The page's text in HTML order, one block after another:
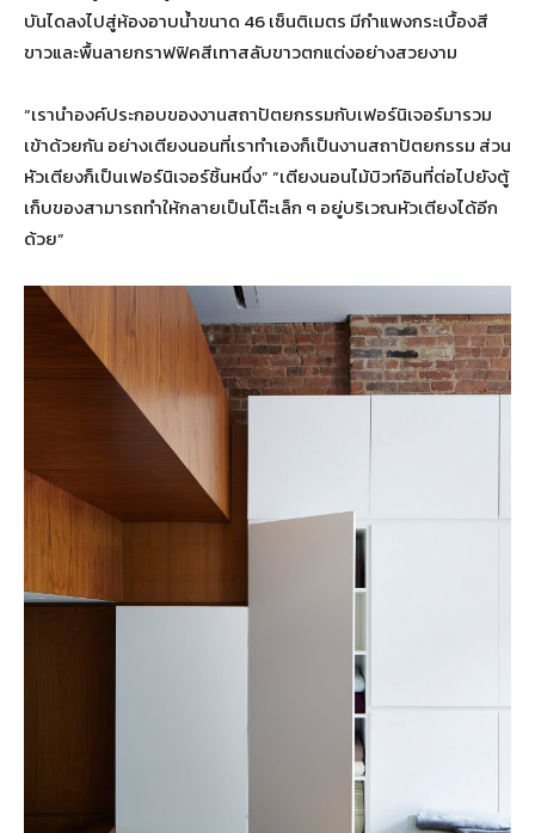
บันไดลงไปสู่ห้องอาบน้ำขนาด 46 เซ็นติเมตร มีกำแพงกระเบื้องสี
ขาวและพื้นลายกราฟฟิคสีเทาสลับขาวตกแต่งอย่างสวยงาม
“เรานำองค์ประกอบของงานสถาปัตยกรรมกับเฟอร์นิเจอร์มารวม
เข้าด้วยกัน อย่างเตียงนอนที่เราทำเองก็เป็นงานสถาปัตยกรรม ส่วน
หัวเตียงก็เป็นเฟอร์นิเจอร์ชิ้นหนึ่ง” “เตียงนอนไม้บิวท์อินที่ต่อไปยังตู้
เก็บของสามารถทำให้กลายเป็นโต๊ะเล็ก ๆ อยู่บริเวณหัวเตียงได้อีก
ด้วย”